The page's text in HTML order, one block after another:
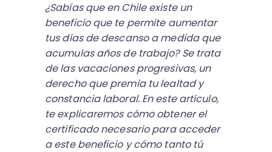
¿Sabías que en Chile existe un
beneficio que te permite aumentar
tus días de descanso a medida que
acumulas años de trabajo? Se trata
de las vacaciones progresivas, un
derecho que premia tu lealtad y
constancia laboral. En este artículo,
te explicaremos cómo obtener el
certificado necesario para acceder
a este beneficio y cómo tanto tú